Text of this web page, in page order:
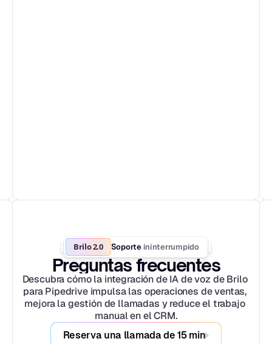
Brilo 2.0 Soporte ininterrumpido
Preguntas frecuentes
Descubra cómo la integración de IA de voz de Brilo
para Pipedrive impulsa las operaciones de ventas,
mejora la gestión de llamadas y reduce el trabajo
manual en el CRM.
Reserva una llamada de 15 min